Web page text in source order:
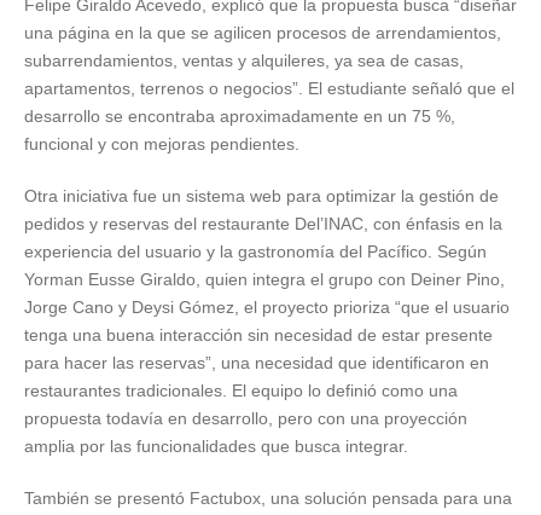
Felipe Giraldo Acevedo, explicó que la propuesta busca “diseñar
una página en la que se agilicen procesos de arrendamientos,
subarrendamientos, ventas y alquileres, ya sea de casas,
apartamentos, terrenos o negocios”. El estudiante señaló que el
desarrollo se encontraba aproximadamente en un 75 %,
funcional y con mejoras pendientes.
Otra iniciativa fue un sistema web para optimizar la gestión de
pedidos y reservas del restaurante Del’INAC, con énfasis en la
experiencia del usuario y la gastronomía del Pacífico. Según
Yorman Eusse Giraldo, quien integra el grupo con Deiner Pino,
Jorge Cano y Deysi Gómez, el proyecto prioriza “que el usuario
tenga una buena interacción sin necesidad de estar presente
para hacer las reservas”, una necesidad que identificaron en
restaurantes tradicionales. El equipo lo definió como una
propuesta todavía en desarrollo, pero con una proyección
amplia por las funcionalidades que busca integrar.
También se presentó Factubox, una solución pensada para una